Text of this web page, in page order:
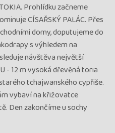
- 06.10.27sobota - streda
27JAP01158
3 830 €
cena za 12 dní
Prohlídku začneme
CÍSAŘSKÝ PALÁC. Přes
domy, doputujeme do
s výhledem na
návštěva největší
- 12 m vysoká dřevěná toria
tchajwanského cypřiše.
vybaví na křižovatce
Den zakončíme u sochy